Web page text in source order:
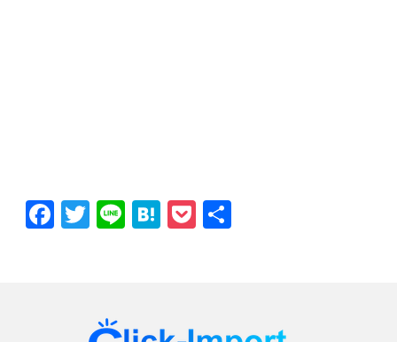
Facebook
Twitter
LineHatenaPocket